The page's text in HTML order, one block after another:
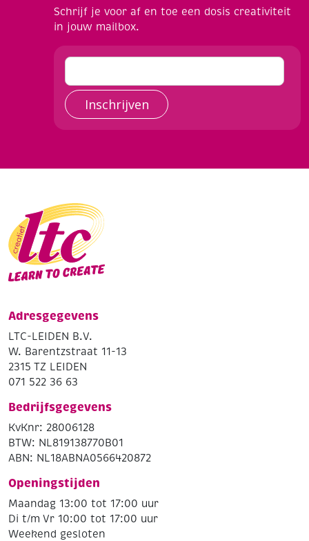
Schrijf je voor af en toe een dosis creativiteit
in jouw mailbox.
Inschrijven
Adresgegevens
LTC-LEIDEN B.V.
W. Barentzstraat 11-13
2315 TZ LEIDEN
071 522 36 63
Bedrijfsgegevens
KvKnr: 28006128
BTW: NL819138770B01
ABN: NL18ABNA0566420872
Openingstijden
Maandag 13:00 tot 17:00 uur
Di t/m Vr 10:00 tot 17:00 uur
Weekend gesloten